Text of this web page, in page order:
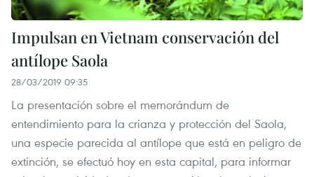
Impulsan en Vietnam conservación del
antílope Saola
28/03/2019 09:35
La presentación sobre el memorándum de
entendimiento para la crianza y protección del Saola,
una especie parecida al antílope que está en peligro de
extinción, se efectuó hoy en esta capital, para informar